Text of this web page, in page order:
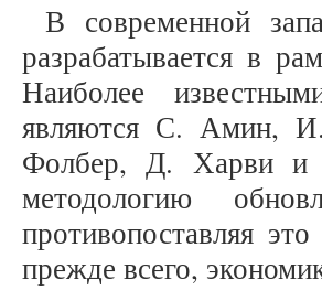
В современной
разрабатывается в
Наиболее
являются С. Амин,
Фолбер, Д. Харви и
методологию
противопоставляя
прежде всего,